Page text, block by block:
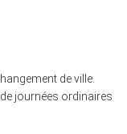
de ville.
journées ordinaires